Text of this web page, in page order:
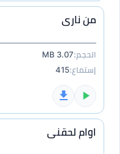
من نارى
الحجم:3.07 MB
إستماع:415
اوام لحقنى